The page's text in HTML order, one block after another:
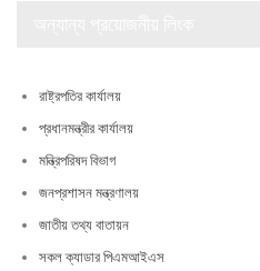
রাষ্ট্রপতির কার্যালয়
প্রধানমন্ত্রীর কার্যালয়
মন্ত্রিপরিষদ বিভাগ
জনপ্রশাসন মন্ত্রণালয়
জাতীয় তথ্য বাতায়ন
সকল ক্যাডার পিএমআইএস